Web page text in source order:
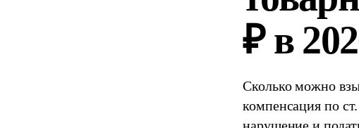
₽ в
Сколько можно
компенсация по